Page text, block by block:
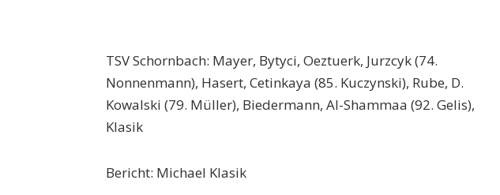
TSV Schornbach: Mayer, Bytyci, Oeztuerk, Jurzcyk (74.
Nonnenmann), Hasert, Cetinkaya (85. Kuczynski), Rube, D.
Kowalski (79. Müller), Biedermann, Al-Shammaa (92. Gelis),
Klasik
Bericht: Michael Klasik